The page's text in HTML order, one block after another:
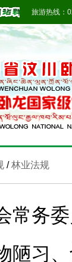
旅游热线：
/林业法规
常务
陋习